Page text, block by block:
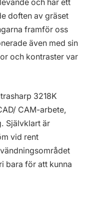
och har ett
doften av gräset
framför oss
även med sin
och kontraster var
3218K
CAM-arbete,
Självklart är
vid rent
bara för att kunna